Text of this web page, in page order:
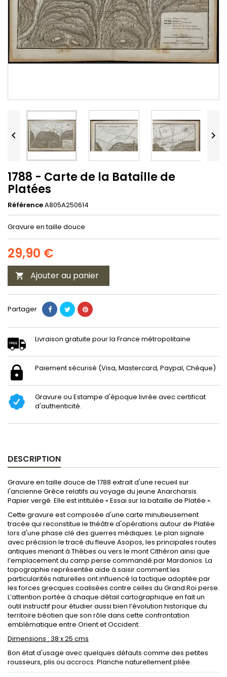
 
1788 - Carte de la Bataille de
Platées
RéférenceA805A250614
Gravure en taille douce
29,90 €
 Ajouter au panier
Partager
Livraison gratuite pour la France métropolitaine
Paiement sécurisé (Visa, Mastercard, Paypal, Chèque)
Gravure ou Estampe d'époque livrée avec certificat
d'authenticité.
DESCRIPTION
Gravure en taille douce de 1788 extrait d'une recueil sur
l'ancienne Grèce relatifs au voyage du jeune Anarcharsis.
Papier vergé. Elle est intitulée « Essai sur la bataille de Platée ».
Cette gravure est composée d'une carte minutieusement
tracée qui reconstitue le théâtre d'opérations autour de Platée
lors d'une phase clé des guerres médiques. Le plan signale
avec précision le tracé du fleuve Asopos, les principales routes
antiques menant à Thèbes ou vers le mont Cithéron ainsi que
l’emplacement du camp perse commandé par Mardonios. La
topographie représentée aide à saisir comment les
particularités naturelles ont influencé la tactique adoptée par
les forces grecques coalisées contre celles du Grand Roi perse.
L’attention portée à chaque détail cartographique en fait un
outil instructif pour étudier aussi bien l’évolution historique du
territoire béotien que son rôle dans cette confrontation
emblématique entre Orient et Occident.
Dimensions : 38 x 25 cms
Bon état d'usage avec quelques défauts comme des petites
rousseurs, plis ou accrocs. Planche naturellement pliée.